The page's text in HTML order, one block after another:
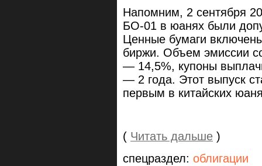
Напомним, 2 сентября
БО-01 в юанях были
Ценные бумаги
биржи. Объем эмиссии
— 14,5%, купоны
— 2 года. Этот выпуск
первым в китайских
( Читать дальше )
спецраздел: облигации